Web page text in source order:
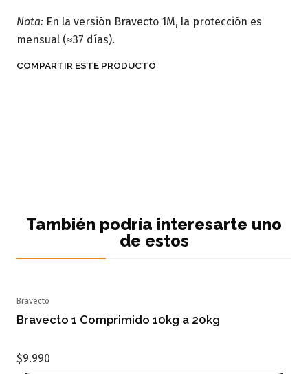
Nota: En la versión Bravecto 1M, la protección es
mensual (≈37 días).
COMPARTIR ESTE PRODUCTO
También podría interesarte uno
de estos
Bravecto
Bravecto 1 Comprimido 10kg a 20kg
$9.990